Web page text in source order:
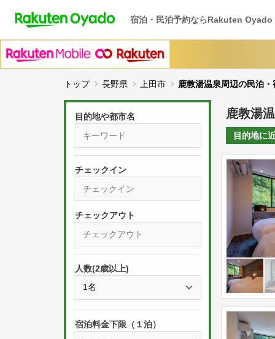
宿泊・民泊予約ならRakuten Oyado
トップ 長野県 上田市 鹿教湯温泉周辺の民泊
目的地や都市名
チェックイン
r
s
s
e
P
r
s
t
人数(2歳以上)
宿泊料金下限（１泊）
鹿教湯
目的地に